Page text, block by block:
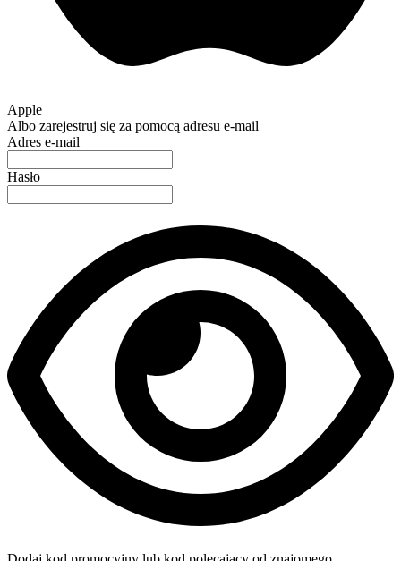
Apple
Albo zarejestruj się za pomocą adresu e-mail
Adres e-mail
Hasło